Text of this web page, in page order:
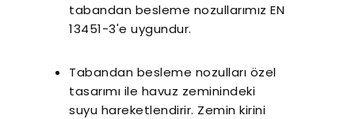
tabandan besleme nozullarımız EN
13451-3'e uygundur.
Tabandan besleme nozulları özel
tasarımı ile havuz zeminindeki
suyu hareketlendirir. Zemin kirini